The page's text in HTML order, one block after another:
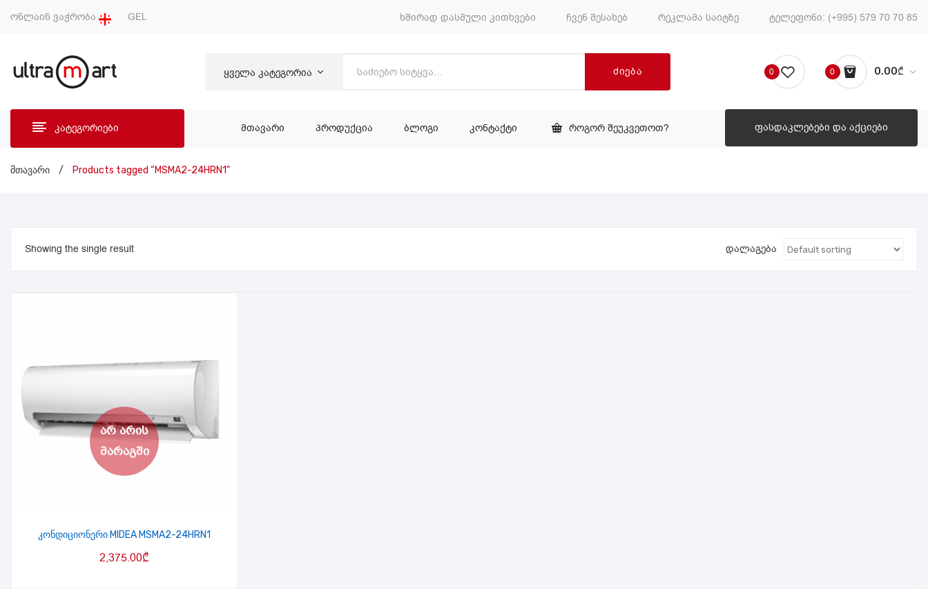
ონლაინ ვაჭრობა GEL ხშირად დასმული კითხვები ჩვენ შესახებ რეკლამა საიტზე ტელეფონი: (+995) 579 70 70 85
ყველა კატეგორია ძიება 0 0 0.00₾
No products in the cart.
კატეგორიები
ᲛᲗᲐᲕᲐᲠᲘ ᲞᲠᲝᲓᲣᲥᲪᲘᲐ ᲑᲚᲝᲒᲘ ᲙᲝᲜᲢᲐᲥᲢᲘ ᲠᲝᲒᲝᲠ ᲨᲔᲣᲙᲕᲔᲗᲝᲗ? ფასდაკლებები და აქციები
მთავარი / Products tagged “MSMA2-24HRN1”
Showing the single result დალაგება
კონდიციონერი MIDEA MSMA2-24HRN1
2,375.00₾